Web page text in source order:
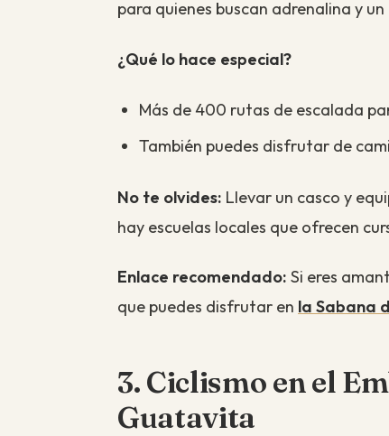
para quienes buscan adrenalina y
¿Qué lo hace especial?
Más de 400 rutas de escalada
También puedes disfrutar de
No te olvides: Llevar un casco y
hay escuelas locales que ofrecen
Enlace recomendado: Si eres
que puedes disfrutar en la Sabana
3. Ciclismo en el
Guatavita